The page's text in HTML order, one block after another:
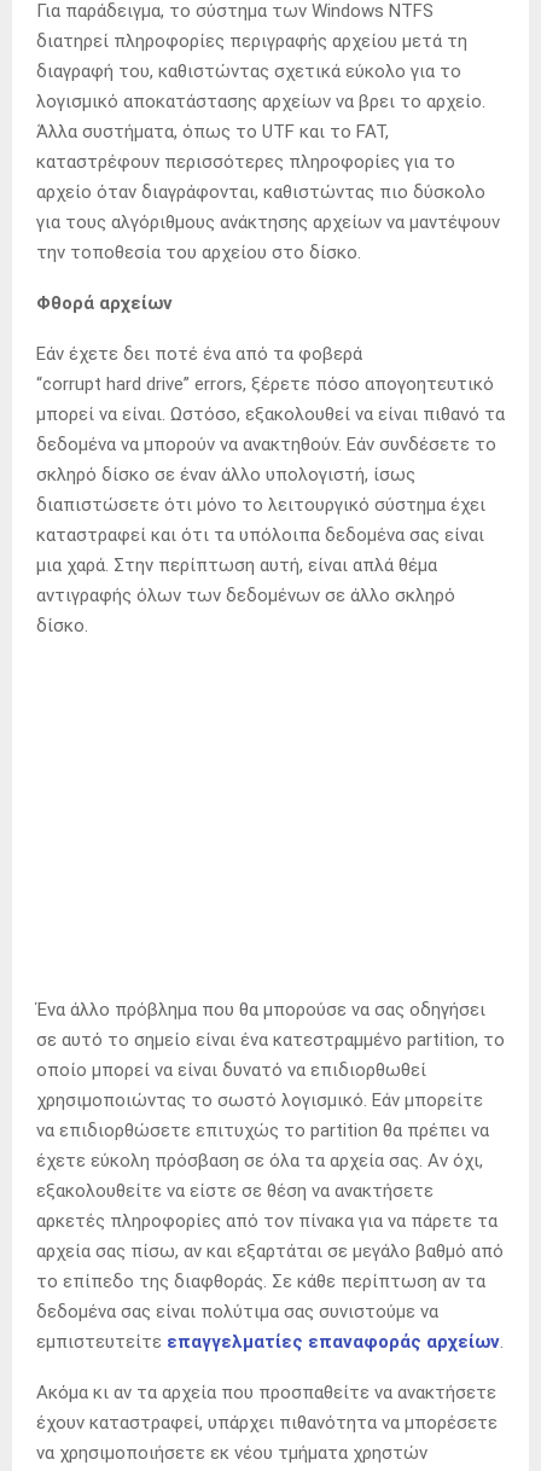
Για παράδειγμα, το σύστημα των Windows NTFS
διατηρεί πληροφορίες περιγραφής αρχείου μετά τη
διαγραφή του, καθιστώντας σχετικά εύκολο για το
λογισμικό αποκατάστασης αρχείων να βρει το αρχείο.
Άλλα συστήματα, όπως το UTF και το FAT,
καταστρέφουν περισσότερες πληροφορίες για το
αρχείο όταν διαγράφονται, καθιστώντας πιο δύσκολο
για τους αλγόριθμους ανάκτησης αρχείων να μαντέψουν
την τοποθεσία του αρχείου στο δίσκο.
Φθορά αρχείων
Εάν έχετε δει ποτέ ένα από τα φοβερά
“corrupt hard drive” errors, ξέρετε πόσο απογοητευτικό
μπορεί να είναι. Ωστόσο, εξακολουθεί να είναι πιθανό τα
δεδομένα να μπορούν να ανακτηθούν. Εάν συνδέσετε το
σκληρό δίσκο σε έναν άλλο υπολογιστή, ίσως
διαπιστώσετε ότι μόνο το λειτουργικό σύστημα έχει
καταστραφεί και ότι τα υπόλοιπα δεδομένα σας είναι
μια χαρά. Στην περίπτωση αυτή, είναι απλά θέμα
αντιγραφής όλων των δεδομένων σε άλλο σκληρό
δίσκο.
Ένα άλλο πρόβλημα που θα μπορούσε να σας οδηγήσει
σε αυτό το σημείο είναι ένα κατεστραμμένο partition, το
οποίο μπορεί να είναι δυνατό να επιδιορθωθεί
χρησιμοποιώντας το σωστό λογισμικό. Εάν μπορείτε
να επιδιορθώσετε επιτυχώς το partition θα πρέπει να
έχετε εύκολη πρόσβαση σε όλα τα αρχεία σας. Αν όχι,
εξακολουθείτε να είστε σε θέση να ανακτήσετε
αρκετές πληροφορίες από τον πίνακα για να πάρετε τα
αρχεία σας πίσω, αν και εξαρτάται σε μεγάλο βαθμό από
το επίπεδο της διαφθοράς. Σε κάθε περίπτωση αν τα
δεδομένα σας είναι πολύτιμα σας συνιστούμε να
εμπιστευτείτε επαγγελματίες επαναφοράς αρχείων.
Ακόμα κι αν τα αρχεία που προσπαθείτε να ανακτήσετε
έχουν καταστραφεί, υπάρχει πιθανότητα να μπορέσετε
να χρησιμοποιήσετε εκ νέου τμήματα χρηστών